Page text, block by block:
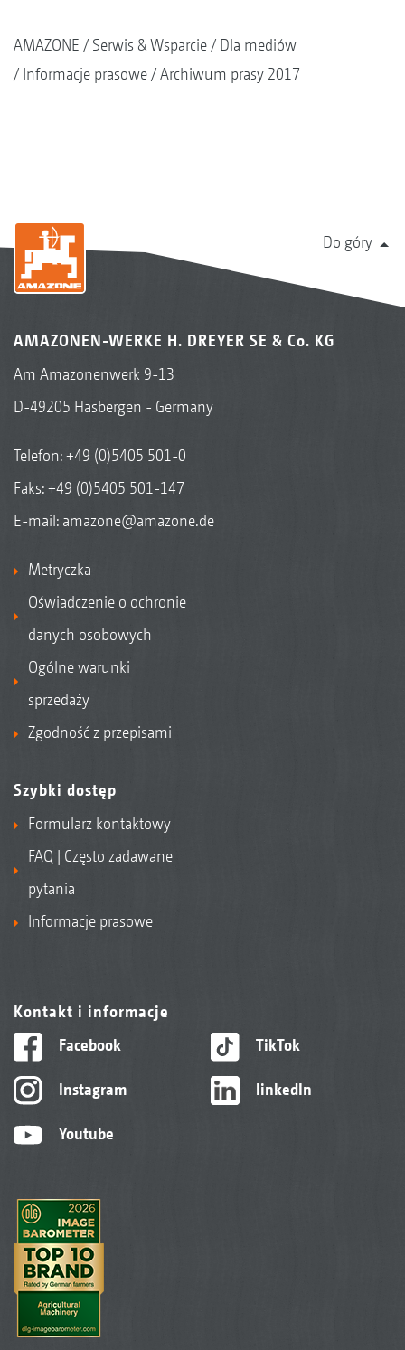
AMAZONE Serwis & Wsparcie
Dla mediów
Informacje prasowe
Archiwum prasy 2017
Do góry
AMAZONEN-WERKE H. DREYER SE & Co. KG
Am Amazonenwerk 9-13
D-49205 Hasbergen - Germany
Telefon:+49 (0)5405 501-0
Faks: +49 (0)5405 501-147
E-mail: amazone@amazone.de
Metryczka
Oświadczenie o ochronie
danych osobowych
Ogólne warunki
sprzedaży
Zgodność z przepisami
Szybki dostęp
Formularz kontaktowy
FAQ | Często zadawane
pytania
Informacje prasowe
Kontakt i informacje
Facebook
Instagram
Youtube
TikTok
linkedIn